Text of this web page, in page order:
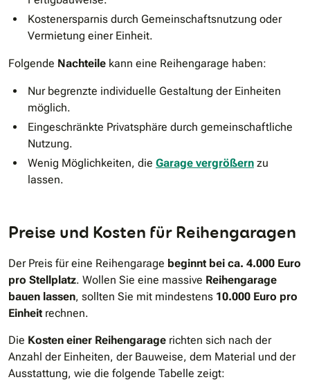
Kostenersparnis durch Gemeinschaftsnutzung oder
Vermietung einer Einheit.
Folgende Nachteile kann eine Reihengarage haben:
Nur begrenzte individuelle Gestaltung der Einheiten
möglich.
Eingeschränkte Privatsphäre durch gemeinschaftliche
Nutzung.
Wenig Möglichkeiten, die Garage vergrößern zu
lassen.
Preise und Kosten für Reihengaragen
Der Preis für eine Reihengarage beginnt bei ca. 4.000 Euro
pro Stellplatz. Wollen Sie eine massive Reihengarage
bauen lassen, sollten Sie mit mindestens 10.000 Euro pro
Einheit rechnen.
Die Kosten einer Reihengarage richten sich nach der
Anzahl der Einheiten, der Bauweise, dem Material und der
Ausstattung, wie die folgende Tabelle zeigt: